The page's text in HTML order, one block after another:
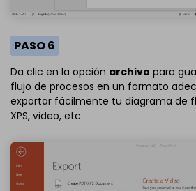
PASO 6
Da clic en la opción archivo para
flujo de procesos en un formato
exportar fácilmente tu diagrama de
XPS, video, etc.